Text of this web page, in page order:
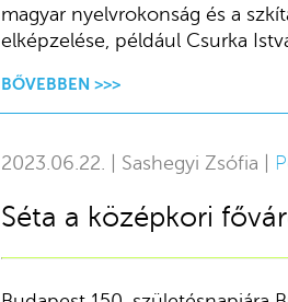
magyar nyelvrokonság és a
elképzelése, például Csurka
BŐVEBBEN >>>
2023.06.22. | Sashegyi Zsófia |
Séta a középkori